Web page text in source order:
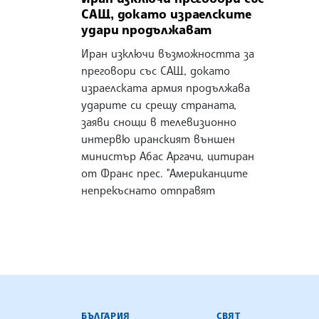
САЩ, докато израелските
удари продължават
Иран изключи възможността за
преговори със САЩ, докато
израелската армия продължава
ударите си срещу страната,
заяви снощи в телевизионно
интервю иранският външен
министър Абас Аргачи, цитиран
от Франс прес. "Американците
непрекъснато отправят
БЪЛГАРСКА ТЕЛЕГРАФНА
БЪЛГАРИЯ СВЯТ